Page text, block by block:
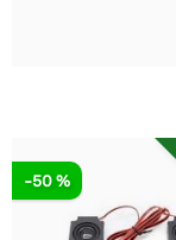
-50 %